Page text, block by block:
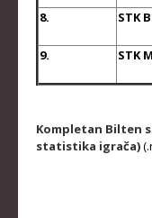
8. STK
9. STK
Kompletan Bilten
statistika igrača)